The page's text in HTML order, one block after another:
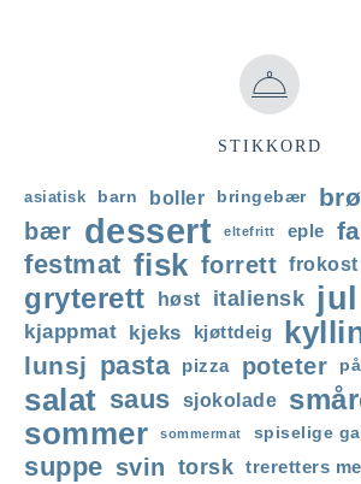
STIKKORD
asiatisk barn boller bringebær
bær dessert eltefritt eple
festmat fisk forrett frokost
gryterett høst italiensk jul
kjappmat kjeks kjøttdeig
lunsj pasta pizza poteter
salat saus sjokolade
sommer sommermat spiselige
suppe svin torsk treretters